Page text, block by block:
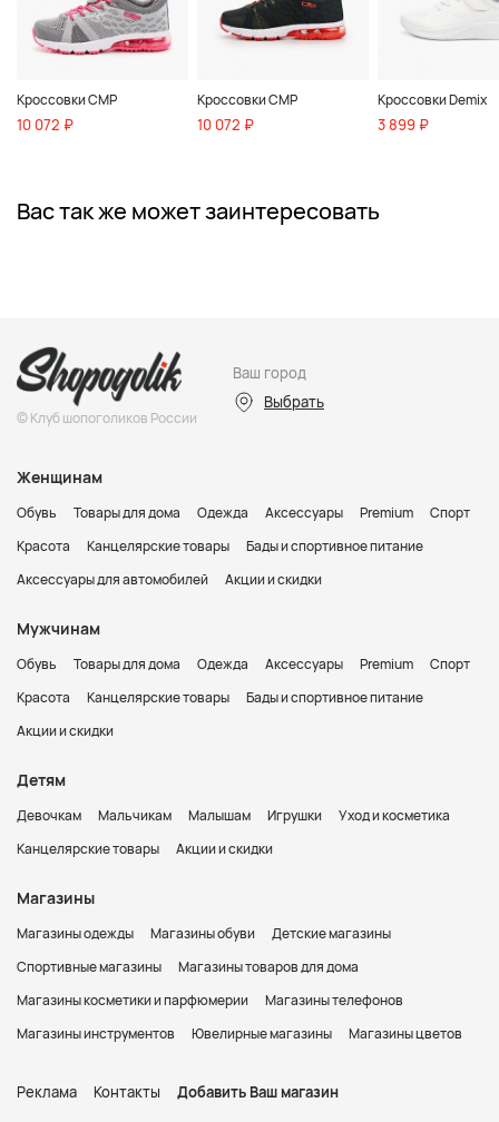
Кроссовки CMP
10 072 ₽
Кроссовки CMP
10 072 ₽
Кроссовки Demix
3 899 ₽
Вас так же может заинтересовать
© Клуб шопоголиков России
Ваш город
Выбрать
Женщинам
Обувь Товары для дома Одежда Аксессуары Premium
Спорт
Красота
Канцелярские товары
Бады и спортивное питание
Аксессуары для автомобилей
Акции и скидки
Мужчинам
Обувь Товары для дома Одежда Аксессуары Premium
Спорт
Красота
Канцелярские товары
Бады и спортивное питание
Акции и скидки
Детям
Девочкам Мальчикам Малышам Игрушки
Уход и косметика
Канцелярские товары
Акции и скидки
Магазины
Магазины одежды Магазины обуви
Детские магазины
Спортивные магазины
Магазины товаров для дома
Магазины косметики и парфюмерии
Магазины телефонов
Магазины инструментов
Ювелирные магазины Магазины цветов
Реклама Контакты Добавить Ваш магазин